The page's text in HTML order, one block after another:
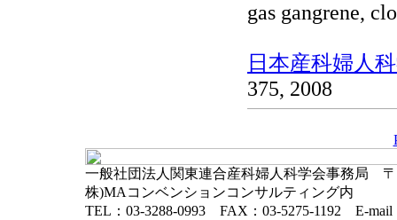
gas gangrene,
日本産科婦人
375, 2008
一般社団法人関東連合産科婦人科学会事務局 〒
株)MAコンベンションコンサルティング内
TEL：03-3288-0993 FAX：03-5275-1192 E-mail